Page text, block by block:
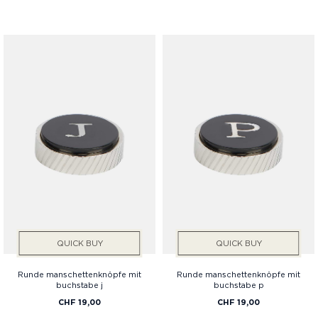
QUICK BUY
Runde manschettenknöpfe mit
buchstabe j
CHF 19,00
QUICK BUY
Runde manschettenknöpfe mit
buchstabe p
CHF 19,00